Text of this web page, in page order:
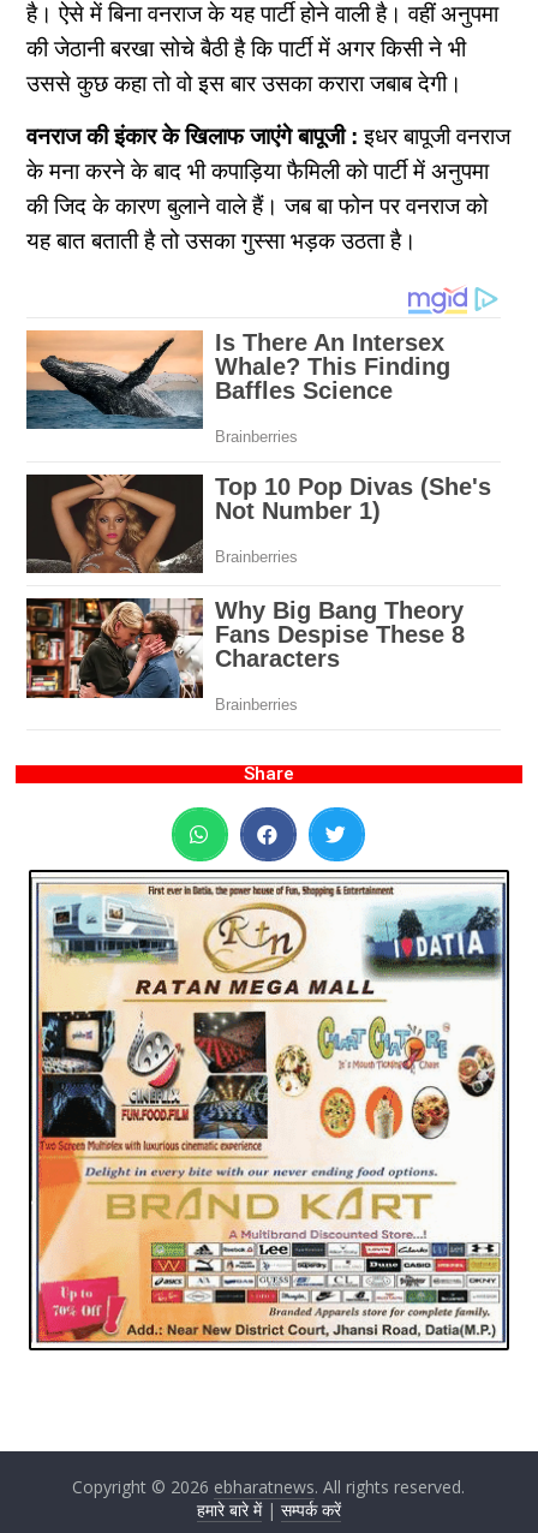
है। ऐसे में बिना वनराज के यह पार्टी होने वाली है। वहीं अनुपमा
की जेठानी बरखा सोचे बैठी है कि पार्टी में अगर किसी ने भी
उससे कुछ कहा तो वो इस बार उसका करारा जबाब देगी।
वनराज की इंकार के खिलाफ जाएंगे बापूजी : इधर बापूजी वनराज
के मना करने के बाद भी कपाड़िया फैमिली काे पार्टी में अनुपमा
की जिद के कारण बुलाने वाले हैं। जब बा फोन पर वनराज को
यह बात बताती है तो उसका गुस्सा भड़क उठता है।
Share
Copyright © 2026 ebharatnews. All rights reserved.
हमारे बारे में| सम्पर्क करें